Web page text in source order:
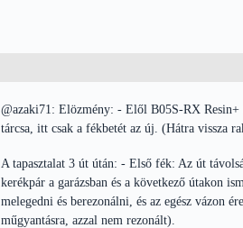
@azaki71: Elözmény: - Elől B05S-RX
tárcsa, itt csak a fékbetét az új. (Hátra vissza
A tapasztalat 3 út útán: - Első fék: Az út
kerékpár a garázsban és a következő útakon
melegedni és berezonálni, és az egész vázon
műgyantásra, azzal nem rezonált).